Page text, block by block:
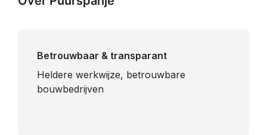
Betrouwbaar & transparant
Heldere werkwijze, betrouwbare
bouwbedrijven